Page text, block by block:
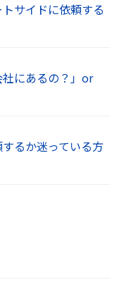
サイドに依頼する
にあるの？」or
るか迷っている方